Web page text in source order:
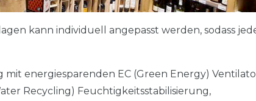
kann individuell angepasst werden, sodass
mit energiesparenden EC (Green Energy)
Recycling) Feuchtigkeitsstabilisierung,